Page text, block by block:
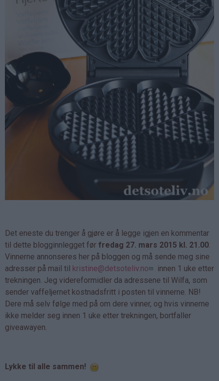
Det eneste du trenger å gjøre er å legge igjen en kommentar
til dette blogginnlegget før fredag 27. mars 2015 kl. 21.00.
Vinnerne annonseres her på bloggen og må sende meg sine
adresser på mail til kristine@detsoteliv.no
innen 1 uke etter
trekningen. Jeg videreformidler da adressene til Wilfa, som
sender vaffeljernet kostnadsfritt i posten til vinnerne. NB!
Dere må selv følge med på om dere vinner, og hvis vinnerne
ikke melder seg innen 1 uke etter trekningen, bortfaller
giveawayen.
Lykke til alle sammen!